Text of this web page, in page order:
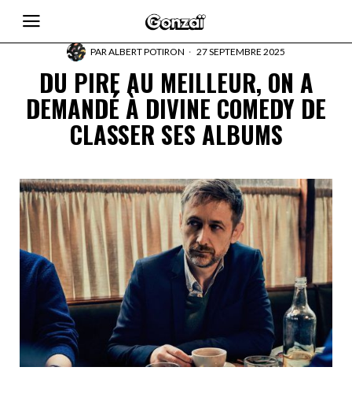
PARALBERT POTIRON 27 SEPTEMBRE 2025
DU PIRE AU MEILLEUR, ON A
DEMANDÉ À DIVINE COMEDY DE
CLASSER SES ALBUMS